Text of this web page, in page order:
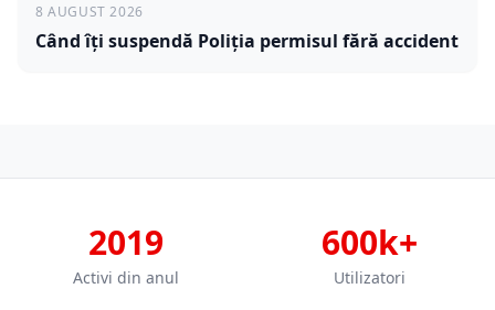
8 AUGUST 2026
Când îți suspendă Poliția permisul fără accident
2019
Activi din anul
600k+
Utilizatori